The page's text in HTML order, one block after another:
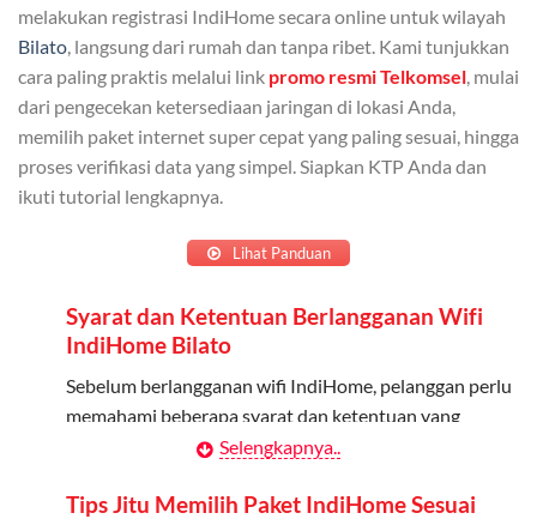
Admin dapat mendaftarkan hingga 5 anggota
keluarga atau teman untuk menggunakan kuota ini.
Berlaku Nasional
Kuota keluarga bisa digunakan di seluruh Indonesia
untuk jaringan 2G, 3G, dan 4G.
Kuota ini hanya bisa digunakan di dalam negeri.
Cara Menggunakan Kuota Keluarga
Daftarkan Anggota: Admin dapat mendaftarkan anggota
melalui aplikasi MyTelkomsel atau website Telkomsel One.
Bagikan Kuota: Setelah terdaftar, anggota bisa langsung
melakukan registrasi IndiHome secara online untuk wilayah
Bilato , langsung dari rumah dan tanpa ribet. Kami tunjukkan
cara paling praktis melalui link promo resmi Telkomsel , mulai
dari pengecekan ketersediaan jaringan di lokasi Anda,
memilih paket internet super cepat yang paling sesuai, hingga
proses verifikasi data yang simpel. Siapkan KTP Anda dan
ikuti tutorial lengkapnya.
Lihat Panduan
Syarat dan Ketentuan Berlangganan Wifi
IndiHome Bilato
Sebelum berlangganan wifi IndiHome, pelanggan perlu
memahami beberapa syarat dan ketentuan yang
Kontrak Berlangganan
Selengkapnya..
Tips Jitu Memilih Paket IndiHome Sesuai